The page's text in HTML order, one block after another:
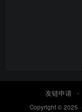
友链申请
Copyright © 2025 ·